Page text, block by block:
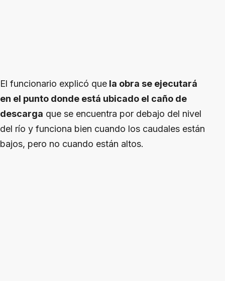
El funcionario explicó que la obra se ejecutará
en el punto donde está ubicado el caño de
descarga que se encuentra por debajo del nivel
del río y funciona bien cuando los caudales están
bajos, pero no cuando están altos.